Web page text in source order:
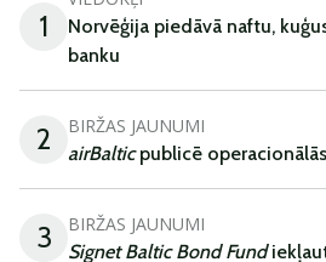
1
Norvēģija piedāvā naftu,
banku
2 BIRŽAS JAUNUMI
airBalticpublicē
3 BIRŽAS JAUNUMI
Signet Baltic Bond Fund